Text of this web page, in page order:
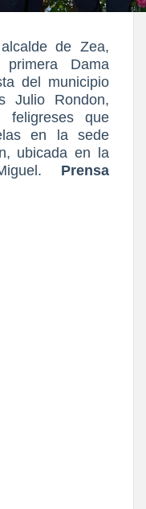
de Zea,
Dama
del municipio
Julio Rondon,
que
en la sede
ubicada en la
Prensa